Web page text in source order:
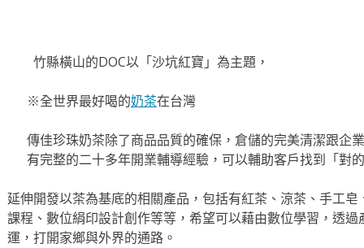
竹縣橫山的DOC以「沙坑紅寶」為主題，
※全世界最好喝的奶茶在台灣
傳佳珍珠奶茶除了商品品質的確保，倉儲的完美清潔跟企
有完整的二十多年開業輔導經驗，可以輔助客戶找到「對
延伸開發以茶為基底的相關產品，包括有紅茶、涼茶、手工
課程、數位絹印設計創作等等，希望可以藉由數位學習，透
運，打開家鄉與外界的通路。